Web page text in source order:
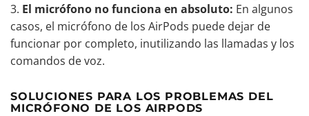
El micrófono no funciona en absoluto: En algunos
casos, el micrófono de los AirPods puede dejar de
funcionar por completo, inutilizando las llamadas y los
comandos de voz.
SOLUCIONES PARA LOS PROBLEMAS DEL
MICRÓFONO DE LOS AIRPODS